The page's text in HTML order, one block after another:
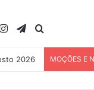
InstagramTelegram
2026 MOÇÕES E